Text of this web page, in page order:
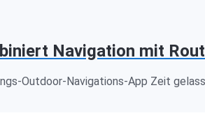
Navigation mit
Outdoor-Navigations-App Zeit